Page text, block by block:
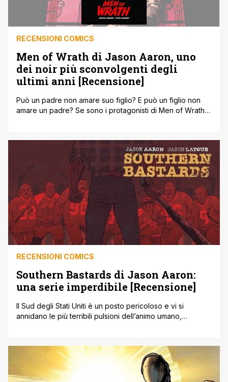
RECENSIONI COMICS
Men of Wrath di Jason Aaron, uno
dei noir più sconvolgenti degli
ultimi anni [Recensione]
Può un padre non amare suo figlio? E può un figlio non
amare un padre? Se sono i protagonisti di Men of Wrath,
degli ultimi anni disegnato dal grande Ron Garney! Jason
Aaron non è uno sceneggiatore qualsiasi e [']
RECENSIONI COMICS
Southern Bastards di Jason Aaron:
una serie imperdibile [Recensione]
Il Sud degli Stati Uniti è un posto pericoloso e vi si
annidano le più terribili pulsioni dell’animo umano,
dirompente serie Image disegnata da Jason Latour
pubblicata da Panini Comics! Un fumetto che si apre con
la sgradevole immagine [']